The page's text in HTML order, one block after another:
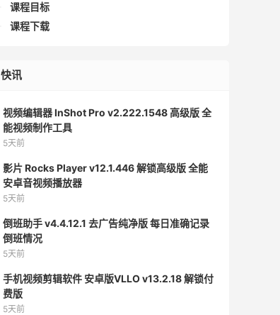
课程目标
课程下载
快讯
视频编辑器 InShot Pro v2.222.1548 高级版 全
能视频制作工具
5天前
影片 Rocks Player v12.1.446 解锁高级版 全能
安卓音视频播放器
5天前
倒班助手 v4.4.12.1 去广告纯净版 每日准确记录
倒班情况
5天前
手机视频剪辑软件 安卓版VLLO v13.2.18 解锁付
费版
5天前